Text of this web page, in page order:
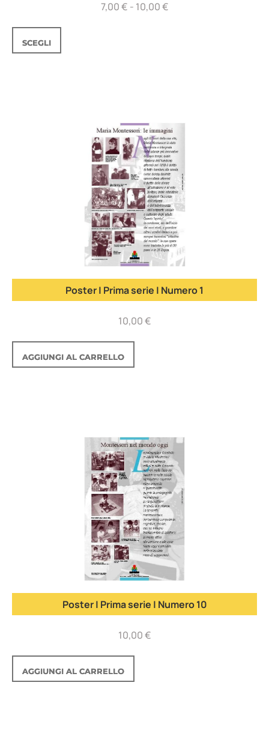
7,00€ - 10,00€
SCEGLI
Poster | Prima serie | Numero 1
10,00€
AGGIUNGI AL CARRELLO
Poster | Prima serie | Numero 10
10,00€
AGGIUNGI AL CARRELLO